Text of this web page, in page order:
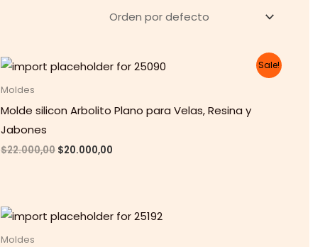
Sale!
Moldes
Molde silicon Arbolito Plano para Velas, Resina y
Jabones
$22.000,00 Original
$20.000,00
Moldes